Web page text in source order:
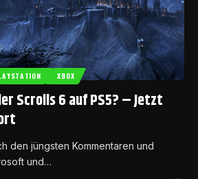
XBOX
Scrolls 6 auf PS5? – Jetzt
den jüngsten Kommentaren und
und…